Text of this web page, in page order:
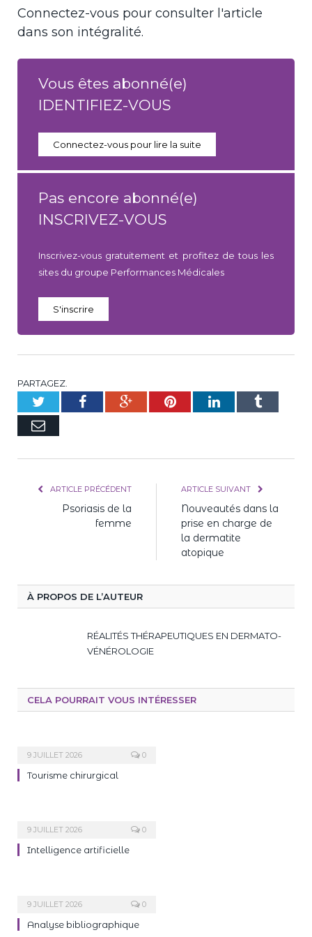
Connectez-vous pour consulter l'article
dans son intégralité.
Vous êtes abonné(e)
IDENTIFIEZ-VOUS
Connectez-vous pour lire la suite
Pas encore abonné(e)
INSCRIVEZ-VOUS
Inscrivez-vous gratuitement et profitez de tous les
sites du groupe Performances Médicales
S'inscrire
PARTAGEZ.
TwitterFacebookGoogle+PinterestLinkedInTumblr
E-
ARTICLE PRÉCÉDENT
Psoriasis de la
femme
ARTICLE SUIVANT
Nouveautés dans la
prise en charge de
la dermatite
atopique
À PROPOS DE L’AUTEUR
RÉALITÉS THÉRAPEUTIQUES EN DERMATO-
VÉNÉROLOGIE
CELA POURRAIT VOUS INTÉRESSER
9 JUILLET 2026 0
Tourisme chirurgical
9 JUILLET 2026 0
Intelligence artificielle
9 JUILLET 2026 0
Analyse bibliographique